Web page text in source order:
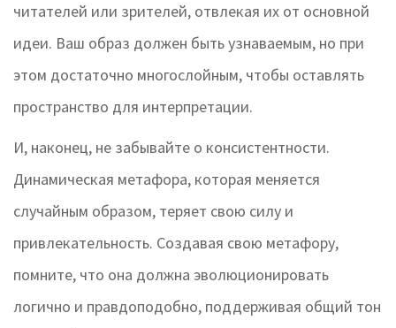
читателей или зрителей, отвлекая их от основной
идеи. Ваш образ должен быть узнаваемым, но при
этом достаточно многослойным, чтобы оставлять
пространство для интерпретации.
И, наконец, не забывайте о консистентности.
Динамическая метафора, которая меняется
случайным образом, теряет свою силу и
привлекательность. Создавая свою метафору,
помните, что она должна эволюционировать
логично и правдоподобно, поддерживая общий тон